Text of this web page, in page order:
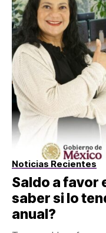
Noticias Recientes
Saldo a favor
saber si lo
anual?